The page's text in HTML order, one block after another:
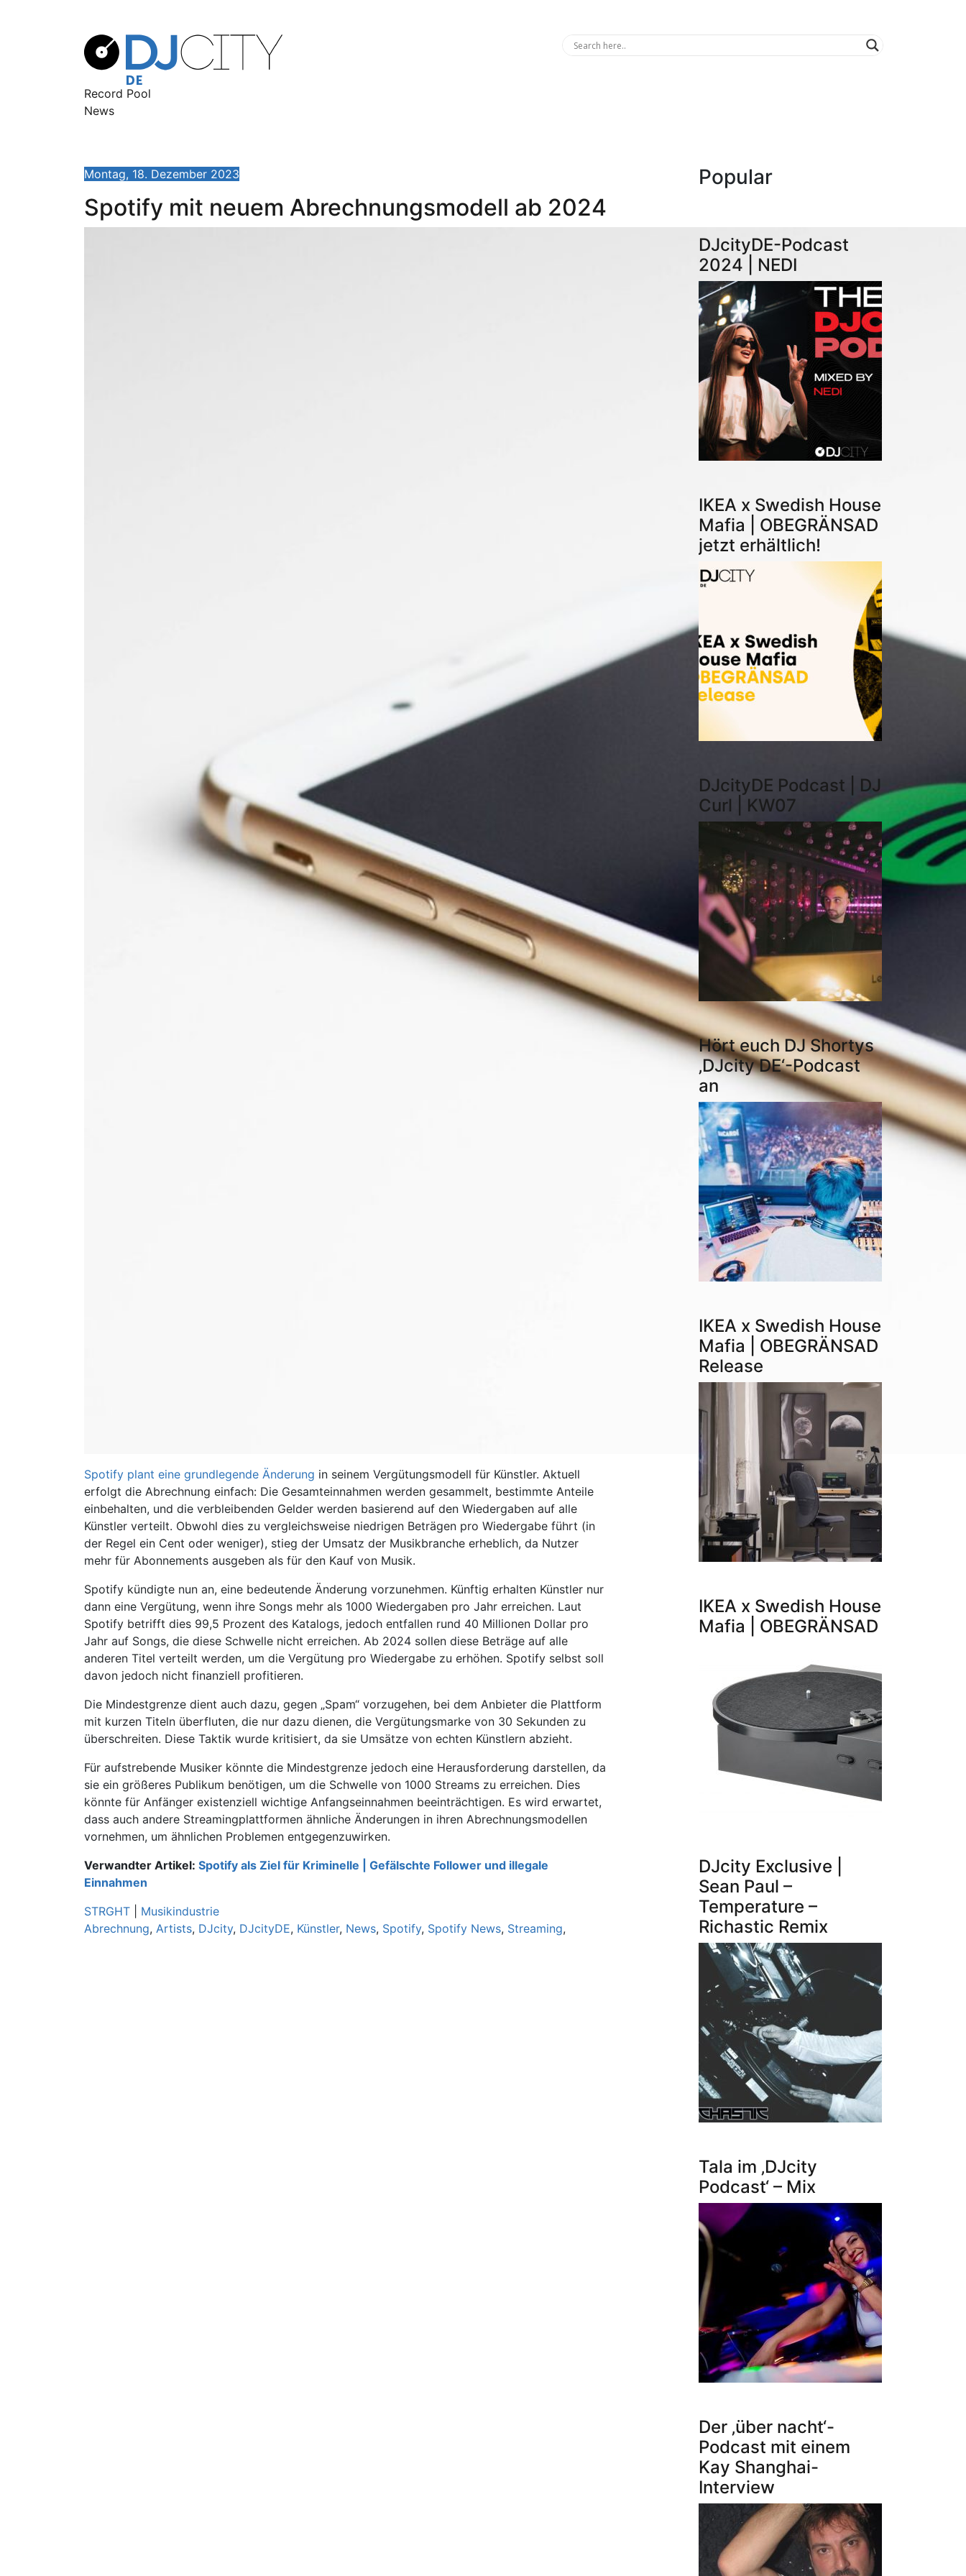
Record Pool
News
Montag, 18. Dezember 2023
Spotify mit neuem Abrechnungsmodell ab 2024
Spotify plant eine grundlegende Änderung in seinem Vergütungsmodell für Künstler. Aktuell
erfolgt die Abrechnung einfach: Die Gesamteinnahmen werden gesammelt, bestimmte Anteile
einbehalten, und die verbleibenden Gelder werden basierend auf den Wiedergaben auf alle
Künstler verteilt. Obwohl dies zu vergleichsweise niedrigen Beträgen pro Wiedergabe führt (in
der Regel ein Cent oder weniger), stieg der Umsatz der Musikbranche erheblich, da Nutzer
mehr für Abonnements ausgeben als für den Kauf von Musik.
Spotify kündigte nun an, eine bedeutende Änderung vorzunehmen. Künftig erhalten Künstler nur
dann eine Vergütung, wenn ihre Songs mehr als 1000 Wiedergaben pro Jahr erreichen. Laut
Spotify betrifft dies 99,5 Prozent des Katalogs, jedoch entfallen rund 40 Millionen Dollar pro
Jahr auf Songs, die diese Schwelle nicht erreichen. Ab 2024 sollen diese Beträge auf alle
anderen Titel verteilt werden, um die Vergütung pro Wiedergabe zu erhöhen. Spotify selbst soll
davon jedoch nicht finanziell profitieren.
Die Mindestgrenze dient auch dazu, gegen „Spam“ vorzugehen, bei dem Anbieter die Plattform
mit kurzen Titeln überfluten, die nur dazu dienen, die Vergütungsmarke von 30 Sekunden zu
überschreiten. Diese Taktik wurde kritisiert, da sie Umsätze von echten Künstlern abzieht.
Für aufstrebende Musiker könnte die Mindestgrenze jedoch eine Herausforderung darstellen, da
sie ein größeres Publikum benötigen, um die Schwelle von 1000 Streams zu erreichen. Dies
könnte für Anfänger existenziell wichtige Anfangseinnahmen beeinträchtigen. Es wird erwartet,
dass auch andere Streamingplattformen ähnliche Änderungen in ihren Abrechnungsmodellen
vornehmen, um ähnlichen Problemen entgegenzuwirken.
Verwandter Artikel: Spotify als Ziel für Kriminelle | Gefälschte Follower und illegale
Einnahmen
STRGHT
Musikindustrie
Abrechnung, Artists, DJcity, DJcityDE, Künstler, News, Spotify, Spotify News, Streaming,
Popular
DJcityDE-Podcast
2024 | NEDI
IKEA x Swedish House
Mafia | OBEGRÄNSAD
jetzt erhältlich!
DJcityDE Podcast | DJ
Curl | KW07
Hört euch DJ Shortys
‚DJcity DE‘-Podcast
an
IKEA x Swedish House
Mafia | OBEGRÄNSAD
Release
IKEA x Swedish House
Mafia | OBEGRÄNSAD
DJcity Exclusive |
Sean Paul –
Temperature –
Richastic Remix
Tala im ‚DJcity
Podcast‘ – Mix
Der ‚über nacht‘-
Podcast mit einem
Kay Shanghai-
Interview